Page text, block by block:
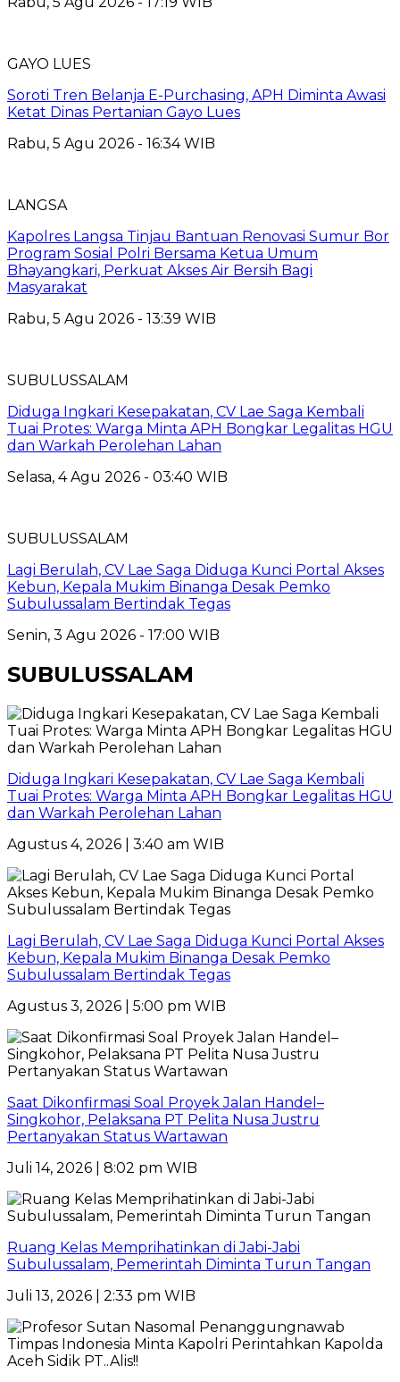
GAYO LUES
Soroti Tren Belanja E-Purchasing, APH Diminta Awasi
Ketat Dinas Pertanian Gayo Lues
Rabu, 5 Agu 2026 - 16:34 WIB
LANGSA
Kapolres Langsa Tinjau Bantuan Renovasi Sumur Bor
Program Sosial Polri Bersama Ketua Umum
Bhayangkari, Perkuat Akses Air Bersih Bagi
Masyarakat
Rabu, 5 Agu 2026 - 13:39 WIB
SUBULUSSALAM
Diduga Ingkari Kesepakatan, CV Lae Saga Kembali
Tuai Protes: Warga Minta APH Bongkar Legalitas HGU
dan Warkah Perolehan Lahan
Selasa, 4 Agu 2026 - 03:40 WIB
SUBULUSSALAM
Lagi Berulah, CV Lae Saga Diduga Kunci Portal Akses
Kebun, Kepala Mukim Binanga Desak Pemko
Subulussalam Bertindak Tegas
Senin, 3 Agu 2026 - 17:00 WIB
SUBULUSSALAM
Diduga Ingkari Kesepakatan, CV Lae Saga Kembali
Tuai Protes: Warga Minta APH Bongkar Legalitas HGU
dan Warkah Perolehan Lahan
Agustus 4, 2026 | 3:40 am WIB
Lagi Berulah, CV Lae Saga Diduga Kunci Portal Akses
Kebun, Kepala Mukim Binanga Desak Pemko
Subulussalam Bertindak Tegas
Agustus 3, 2026 | 5:00 pm WIB
Saat Dikonfirmasi Soal Proyek Jalan Handel–
Singkohor, Pelaksana PT Pelita Nusa Justru
Pertanyakan Status Wartawan
Juli 14, 2026 | 8:02 pm WIB
Ruang Kelas Memprihatinkan di Jabi-Jabi
Subulussalam, Pemerintah Diminta Turun Tangan
Juli 13, 2026 | 2:33 pm WIB